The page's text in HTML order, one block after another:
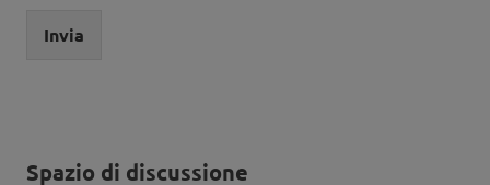
Invia
Spazio di discussione